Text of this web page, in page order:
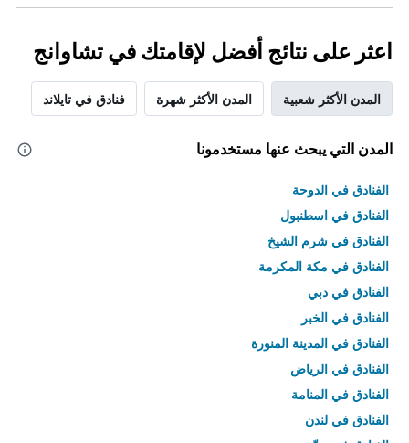
اعثر على نتائج أفضل لإقامتك في تشاوانج
المدن الأكثر شعبية المدن الأكثر شهرة فنادق في تايلاند
المدن التي يبحث عنها مستخدمونا
الفنادق في الدوحة
الفنادق في اسطنبول
الفنادق في شرم الشيخ
الفنادق في مكة المكرمة
الفنادق في دبي
الفنادق في الخبر
الفنادق في المدينة المنورة
الفنادق في الرياض
الفنادق في المنامة
الفنادق في لندن